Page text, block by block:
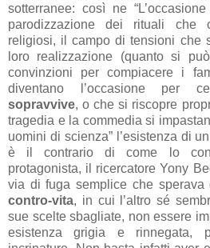
sotterranee: così ne
parodizzazione dei rituali che
religiosi, il campo di tensioni che
loro realizzazione (quanto si
convinzioni per compiacere i
diventano l’occasione per
sopravvive, o che si riscopre
tragedia e la commedia si
uomini di scienza” l’esistenza di
è il contrario di come lo
protagonista, il ricercatore Yony
via di fuga semplice che sperava
contro-vita, in cui l’altro sé
sue scelte sbagliate, non essere
esistenza grigia e rinnegata,